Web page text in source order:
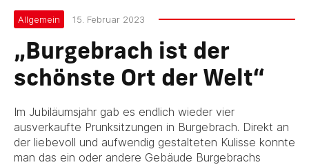
Allgemein 15. Februar 2023
„Burgebrach ist der
schönste Ort der Welt“
Im Jubiläumsjahr gab es endlich wieder vier
ausverkaufte Prunksitzungen in Burgebrach. Direkt an
der liebevoll und aufwendig gestalteten Kulisse konnte
man das ein oder andere Gebäude Burgebrachs